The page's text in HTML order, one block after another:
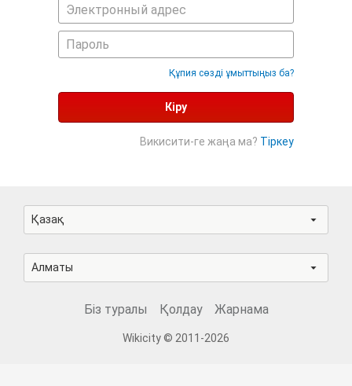
Құпия сөзді ұмыттыңыз ба?
Кіру
Викисити-ге жаңа ма? Тіркеу
Қазақ
Алматы
Біз туралы Қолдау Жарнама
Wikicity © 2011-2026